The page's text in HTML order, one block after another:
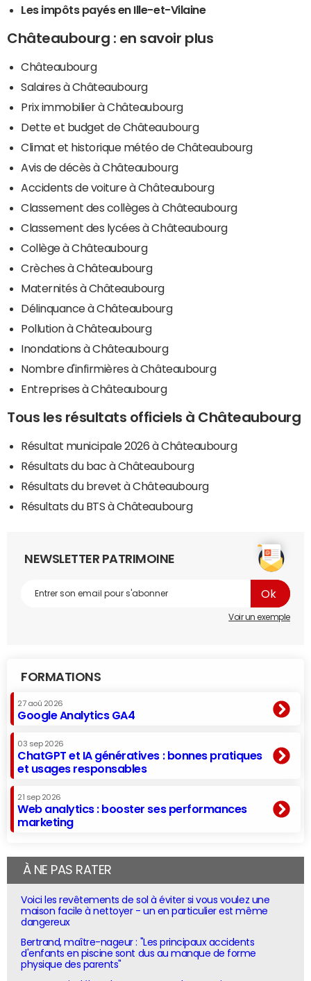
Les impôts payés en Ille-et-Vilaine
Châteaubourg : en savoir plus
Châteaubourg
Salaires à Châteaubourg
Prix immobilier à Châteaubourg
Dette et budget de Châteaubourg
Climat et historique météo de Châteaubourg
Avis de décès à Châteaubourg
Accidents de voiture à Châteaubourg
Classement des collèges à Châteaubourg
Classement des lycées à Châteaubourg
Collège à Châteaubourg
Crèches à Châteaubourg
Maternités à Châteaubourg
Délinquance à Châteaubourg
Pollution à Châteaubourg
Inondations à Châteaubourg
Nombre d'infirmières à Châteaubourg
Entreprises à Châteaubourg
Tous les résultats officiels à Châteaubourg
Résultat municipale 2026 à Châteaubourg
Résultats du bac à Châteaubourg
Résultats du brevet à Châteaubourg
Résultats du BTS à Châteaubourg
NEWSLETTER PATRIMOINE
Voir un exemple
FORMATIONS
27 aoû 2026
Google Analytics GA4
03 sep 2026
ChatGPT et IA génératives : bonnes pratiques
et usages responsables
21 sep 2026
Web analytics : booster ses performances
marketing
À NE PAS RATER
Voici les revêtements de sol à éviter si vous voulez une
maison facile à nettoyer - un en particulier est même
dangereux
Bertrand, maître-nageur : "Les principaux accidents
d'enfants en piscine sont dus au manque de forme
physique des parents"